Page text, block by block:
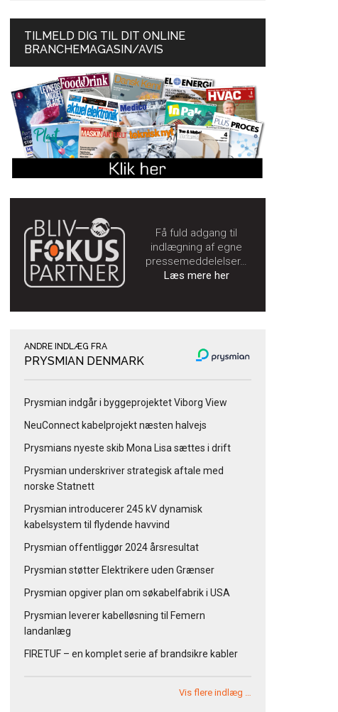
TILMELD DIG TIL DIT ONLINE
BRANCHEMAGASIN/AVIS
Få fuld adgang til
indlægning af egne
pressemeddelelser…
Læs mere her
ANDRE INDLÆG FRA
PRYSMIAN DENMARK
Prysmian indgår i byggeprojektet Viborg View
NeuConnect kabelprojekt næsten halvejs
Prysmians nyeste skib Mona Lisa sættes i drift
Prysmian underskriver strategisk aftale med
norske Statnett
Prysmian introducerer 245 kV dynamisk
kabelsystem til flydende havvind
Prysmian offentliggør 2024 årsresultat
Prysmian støtter Elektrikere uden Grænser
Prysmian opgiver plan om søkabelfabrik i USA
Prysmian leverer kabelløsning til Femern
landanlæg
FIRETUF – en komplet serie af brandsikre kabler
Vis flere indlæg …